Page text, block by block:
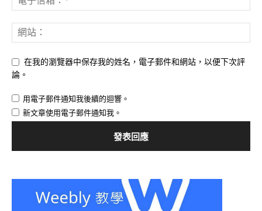
在我的瀏覽器中保存我的姓名，電子郵件和網站，以便下次評
論。
用電子郵件通知我後續的迴響。
新文章使用電子郵件通知我。